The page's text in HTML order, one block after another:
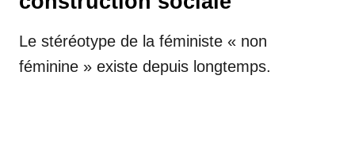
Le stéréotype de la féministe « non
féminine » existe depuis longtemps.